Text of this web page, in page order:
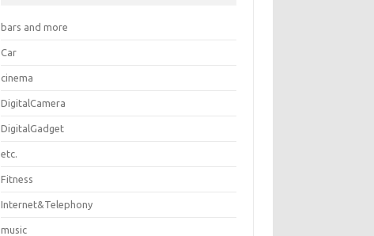
bars and more
Car
cinema
DigitalCamera
DigitalGadget
etc.
Fitness
Internet&Telephony
music